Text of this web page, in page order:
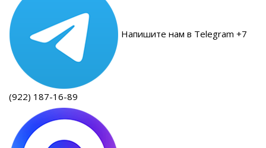
Напишите нам в Telegram +7
(922) 187-16-89